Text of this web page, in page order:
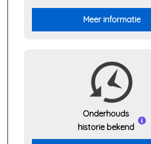
Meer informatie
Onderhouds
historie bekend